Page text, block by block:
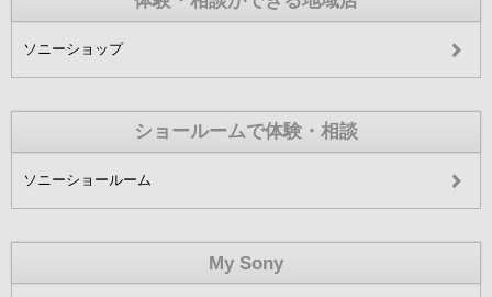
ソニーショップ
ショールームで体験・相談
ソニーショールーム
My Sony